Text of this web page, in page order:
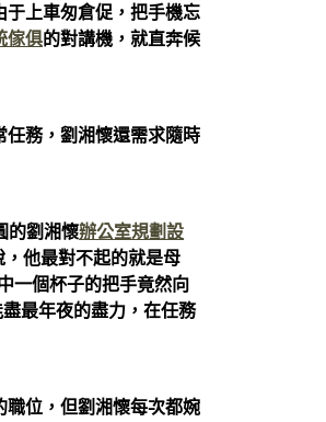
于上車匆倉促，把手機忘
傢俱的對講機，就直奔候
務，劉湘懷還需求隨時
的劉湘懷辦公室規劃設
他最對不起的就是母
一個杯子的把手竟然向
最年夜的盡力，在任務
職位，但劉湘懷每次都婉